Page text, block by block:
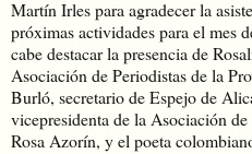
Martín Irles para agradecer la
próximas actividades para el mes
cabe destacar la presencia de
Asociación de Periodistas de la
Burló, secretario de Espejo de
vicepresidenta de la Asociación
Rosa Azorín, y el poeta